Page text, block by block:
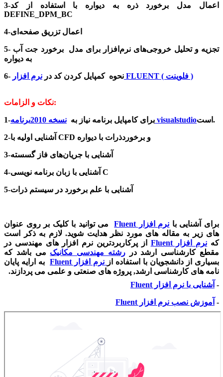
3-اعمال مدل برخورد ذره به دیواره با استفاده از کد
DEFINE_DPM_BC
4-اعمال تزریق صفحه‌ای
5- تجزیه و تحلیل خروجی‌های نرم‌افزار برای مدل برخورد جت آب
به دیواره
6- نحوه کمپایل کردن کد در نرم افزار FLUENT ( فلوینت )
نکات و الزامات:
1-برای کامپایل برنامه نیاز به نسخه 2010برنامه visualstudio است.
2-آشنایی اولیه با CFD و برخوردذرات با دیواره
3-آشنایی با جریان‌های فاز گسسته
4-آشنایی با زبان برنامه نویسی C
5-آشنایی با علم برخورد در سیستم ذرات
برای آشنایی با نرم افزار Fluentمی توانید با کلیک بر روی عنوان
های زیر به مقاله های مورد نظر هدایت شوید. لازم به ذکر است
که نرم افزارFluent از پرکاربردترین نرم افزار های مهندسی در
مقطع کارشناسی ارشد دررشته مهندسی مکانیک می باشد که
بسیاری از دانشجویان با استفاده از نرم افزار Fluent به ارایه پایان
نامه های کارشناسی ارشد, پروژه های صنعتی و علمی می پردازند.
- آشنایی با نرم افزار Fluent
- آموزش نصب نرم افزار Fluent